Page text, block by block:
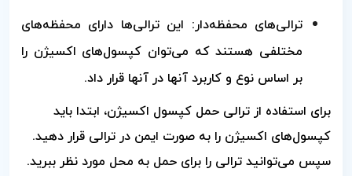
ترالی‌های محفظه‌دار: این ترالی‌ها دارای محفظه‌های
مختلفی هستند که می‌توان کپسول‌های اکسیژن را
بر اساس نوع و کاربرد آنها در آنها قرار داد.
برای استفاده از ترالی حمل کپسول اکسیژن، ابتدا باید
کپسول‌های اکسیژن را به صورت ایمن در ترالی قرار دهید.
سپس می‌توانید ترالی را برای حمل به محل مورد نظر ببرید.